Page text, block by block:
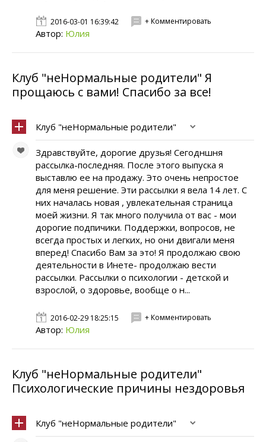
2016-03-01 16:39:42 + Комментировать
Автор: Юлия
Клуб "неНормальные родители" Я
прощаюсь с вами! Спасибо за все!
Клуб "неНормальные родители"
Здравствуйте, дорогие друзья! Сегодншня
рассылка-последняя. После этого выпуска я
выставлю ее на продажу. Это очень непростое
для меня решение. Эти рассылки я вела 14 лет. С
них началась новая , увлекательная страница
моей жизни. Я так много получила от вас - мои
дорогие подпичики. Поддержки, вопросов, не
всегда простых и легких, но они двигали меня
вперед! Спасибо Вам за это! Я продолжаю свою
деятельности в Инете- продолжаю вести
рассылки. Рассылки о психологии - детской и
взрослой, о здоровье, вообще о н...
2016-02-29 18:25:15 + Комментировать
Автор: Юлия
Клуб "неНормальные родители"
Психологические причины нездоровья
Клуб "неНормальные родители"